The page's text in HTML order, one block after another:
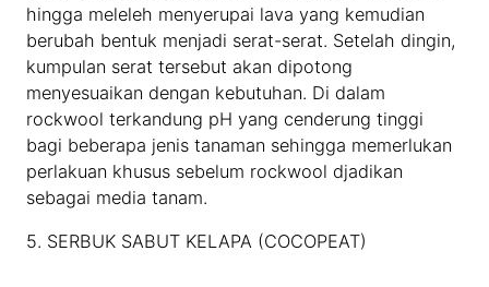
hingga meleleh menyerupai lava yang kemudian
berubah bentuk menjadi serat-serat. Setelah dingin,
kumpulan serat tersebut akan dipotong
menyesuaikan dengan kebutuhan. Di dalam
rockwool terkandung pH yang cenderung tinggi
bagi beberapa jenis tanaman sehingga memerlukan
perlakuan khusus sebelum rockwool djadikan
sebagai media tanam.
5. SERBUK SABUT KELAPA (COCOPEAT)